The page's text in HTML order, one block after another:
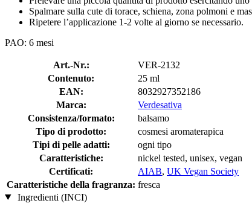
Spalmare sulla cute di torace, schiena, zona polmoni e
Ripetere l’applicazione 1-2 volte al giorno se necessario.
PAO: 6 mesi
Art.-Nr.:
VER-2132
Contenuto:
25 ml
EAN:
8032927352186
Marca:
Verdesativa
Consistenza/formato:
balsamo
Tipo di prodotto:
cosmesi aromaterapica
Tipi di pelle adatti:
ogni tipo
Caratteristiche:
nickel tested, unisex, vegan
Certificati:
AIAB, UK Vegan Society
Caratteristiche della fragranza: fresca
Ingredienti (INCI)